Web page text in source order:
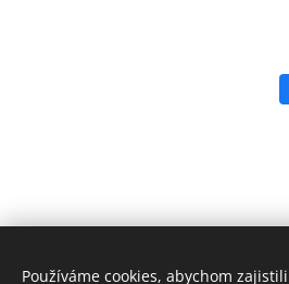
Používáme cookies, abychom